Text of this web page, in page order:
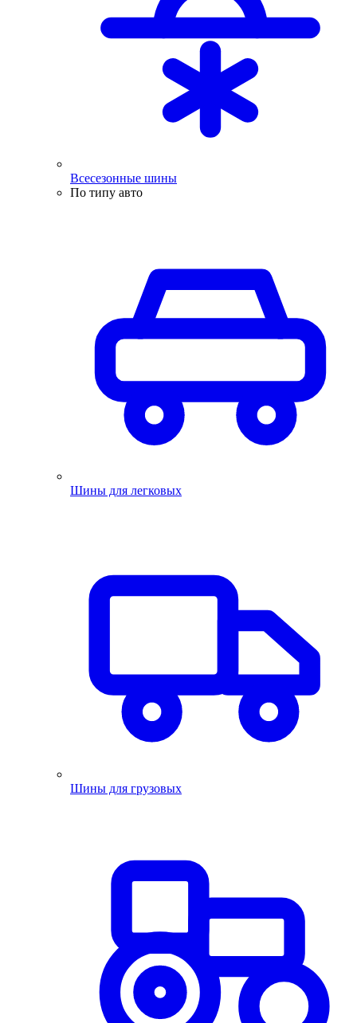
Всесезонные шины
По типу авто
Шины для легковых
Шины для грузовых